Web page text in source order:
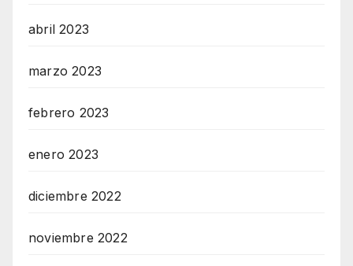
abril 2023
marzo 2023
febrero 2023
enero 2023
diciembre 2022
noviembre 2022